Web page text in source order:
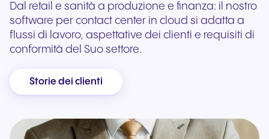
Dal retail e sanità a produzione e finanza: il nostro
software per contact center in cloud si adatta a
flussi di lavoro, aspettative dei clienti e requisiti di
conformità del Suo settore.
Storie dei clienti